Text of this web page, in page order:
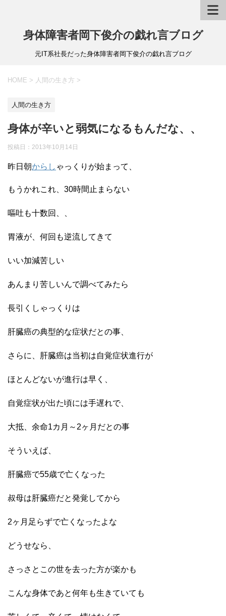
身体障害者岡下俊介の戯れ言ブログ
元IT系社長だった身体障害者岡下俊介の戯れ言ブログ
HOME > 人間の生き方 >
人間の生き方
身体が辛いと弱気になるもんだな、、
投稿日： 2013年10月14日
昨日朝からし ゃっくりが始まって、
もうかれこれ、30時間止まらない
嘔吐も十数回、、
胃液が、何回も逆流してきて
いい加減苦しい
あんまり苦しいんで調べてみたら
長引くしゃっくりは
肝臓癌の典型的な症状だとの事、
さらに、肝臓癌は当初は自覚症状進行が
ほとんどないが進行は早く、
自覚症状が出た頃には手遅れで、
大抵、余命1カ月～2ヶ月だとの事
そういえば、
肝臓癌で55歳で亡くなった
叔母は肝臓癌だと発覚してから
2ヶ月足らずで亡くなったよな
どうせなら、
さっさとこの世を去った方が楽かも
こんな身体であと何年も生きていても